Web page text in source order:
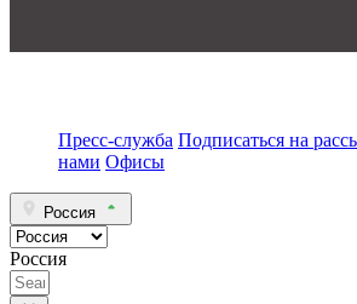
Пресс-служба Подписаться на
нами Офисы
Россия
Россия